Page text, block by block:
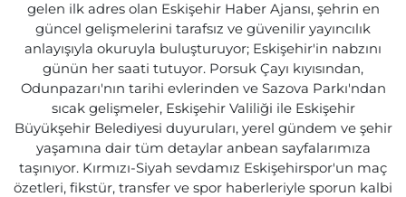
gelen ilk adres olan Eskişehir Haber Ajansı, şehrin en
güncel gelişmelerini tarafsız ve güvenilir yayıncılık
anlayışıyla okuruyla buluşturuyor; Eskişehir'in nabzını
günün her saati tutuyor. Porsuk Çayı kıyısından,
Odunpazarı'nın tarihi evlerinden ve Sazova Parkı'ndan
sıcak gelişmeler, Eskişehir Valiliği ile Eskişehir
Büyükşehir Belediyesi duyuruları, yerel gündem ve şehir
yaşamına dair tüm detaylar anbean sayfalarımıza
taşınıyor. Kırmızı-Siyah sevdamız Eskişehirspor'un maç
özetleri, fikstür, transfer ve spor haberleriyle sporun kalbi